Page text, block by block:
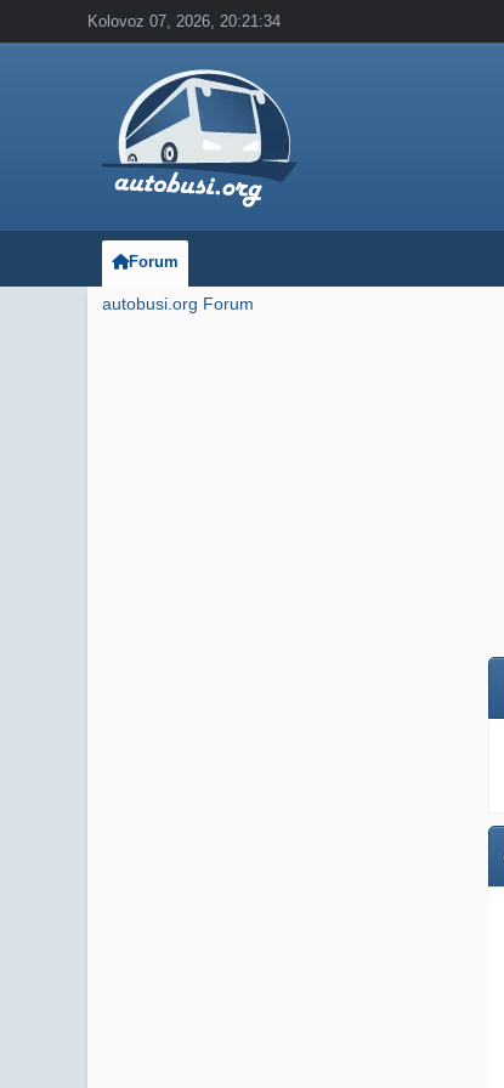
Kolovoz 07, 2026, 20:21:34
Forum
autobusi.org Forum